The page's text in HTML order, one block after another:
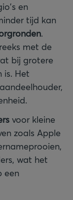
en
tijd kan
.
met de
bij grotere
is. Het
voor kleine
zoals Apple
wat het
een